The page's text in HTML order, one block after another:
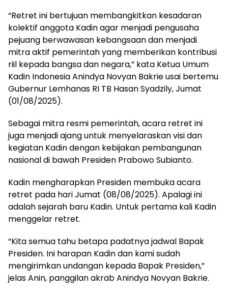
“Retret ini bertujuan membangkitkan kesadaran
kolektif anggota Kadin agar menjadi pengusaha
pejuang berwawasan kebangsaan dan menjadi
mitra aktif pemerintah yang memberikan kontribusi
riil kepada bangsa dan negara,” kata Ketua Umum
Kadin Indonesia Anindya Novyan Bakrie usai bertemu
Gubernur Lemhanas RI TB Hasan Syadzily, Jumat
(01/08/2025).
Sebagai mitra resmi pemerintah, acara retret ini
juga menjadi ajang untuk menyelaraskan visi dan
kegiatan Kadin dengan kebijakan pembangunan
nasional di bawah Presiden Prabowo Subianto.
Kadin mengharapkan Presiden membuka acara
retret pada hari Jumat (08/08/2025). Apalagi ini
adalah sejarah baru Kadin. Untuk pertama kali Kadin
menggelar retret.
“Kita semua tahu betapa padatnya jadwal Bapak
Presiden. Ini harapan Kadin dan kami sudah
mengirimkan undangan kepada Bapak Presiden,”
jelas Anin, panggilan akrab Anindya Novyan Bakrie.